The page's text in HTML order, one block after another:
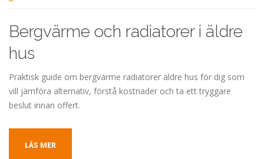
Bergvärme och radiatorer i äldre
hus
Praktisk guide om bergvärme radiatorer äldre hus för dig som
vill jämföra alternativ, förstå kostnader och ta ett tryggare
beslut innan offert.
LÄS MER